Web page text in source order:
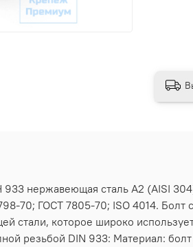
нержавеющая сталь А2 (AISI
70; ГОСТ 7805-70; ISO 4014. Болт
стали, которое широко
резьбой DIN 933: Материал: